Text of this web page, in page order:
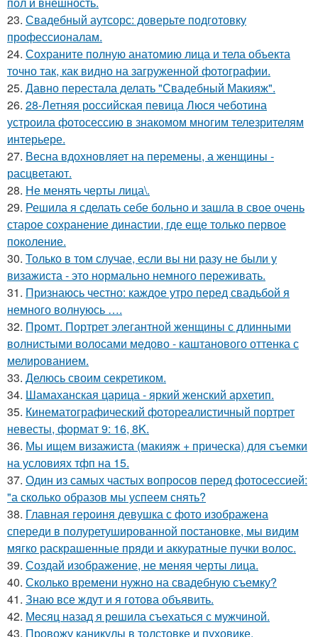
23. Свадебный аутсорс: доверьте подготовку
профессионалам.
24. Сохраните полную анатомию лица и тела объекта
точно так, как видно на загруженной фотографии.
25. Давно перестала делать "Свадебный Макияж".
26. 28-Летняя российская певица Люся чеботина
устроила фотосессию в знакомом многим телезрителям
интерьере.
27. Весна вдохновляет на перемены, а женщины -
расцветают.
28. Не менять черты лица\.
29. Решила я сделать себе больно и зашла в свое очень
старое сохранение династии, где еще только первое
поколение.
30. Только в том случае, если вы ни разу не были у
визажиста - это нормально немного переживать.
31. Признаюсь честно: каждое утро перед свадьбой я
немного волнуюсь ….
32. Промт. Портрет элегантной женщины с длинными
волнистыми волосами медово - каштанового оттенка с
мелированием.
33. Делюсь своим секретиком.
34. Шамаханская царица - яркий женский архетип.
35. Кинематографический фотореалистичный портрет
невесты, формат 9: 16, 8K.
36. Мы ищем визажиста (макияж + прическа) для съемки
на условиях тфп на 15.
37. Один из самых частых вопросов перед фотосессией:
"а сколько образов мы успеем снять?
38. Главная героиня девушка с фото изображена
спереди в полуретушированной постановке, мы видим
мягко раскрашенные пряди и аккуратные пучки волос.
39. Создай изображение, не меняя черты лица.
40. Сколько времени нужно на свадебную съемку?
41. Знаю все ждут и я готова объявить.
42. Мeсяц назад я рeшила съeхаться с мужчиной.
43. Провожу каникулы в толстовке и пуховике.